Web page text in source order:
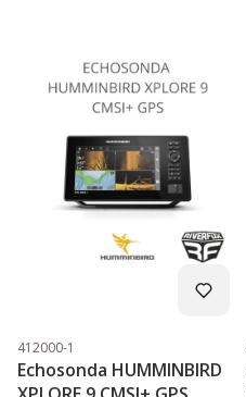
Kod produktu
412000-1
Echosonda HUMMINBIRD